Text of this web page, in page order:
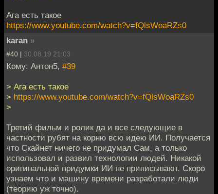
Ага есть такое
https://www.youtube.com/watch?v=fQlsWoaRZs0
karan »
#40 | 30.08.19 21:03
Кому: Антон5, #39
> Ага есть такое
> https://www.youtube.com/watch?v=fQlsWoaRZs0
>
Третий фильм и ролик да и все следующие в
частности рубят на корню всю идею ИИ. Получается
что Скайнет ничего не придумал Сам, а только
использовал и развил технологии людей. Никакой
оригинальной придумки ИИ не приписывают. Скоро
узнаем что и машину времени разработали люди
(теорию уж точно).